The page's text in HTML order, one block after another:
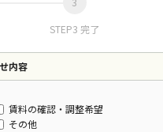
STEP3 完了
内容
賃料の確認・調整希望
その他